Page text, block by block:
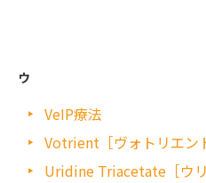
ウ
VeIP療法
Votrient［ヴォトリエン
Uridine Triacetate［ウ